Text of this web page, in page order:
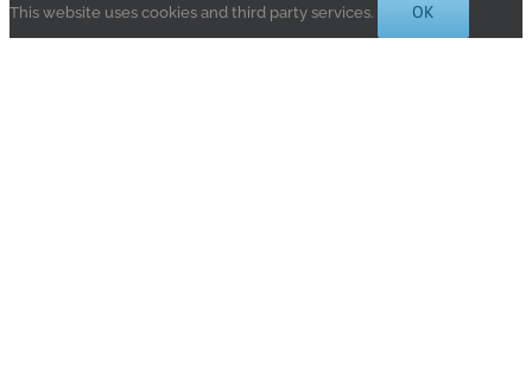
This website uses cookies and third party services. OK